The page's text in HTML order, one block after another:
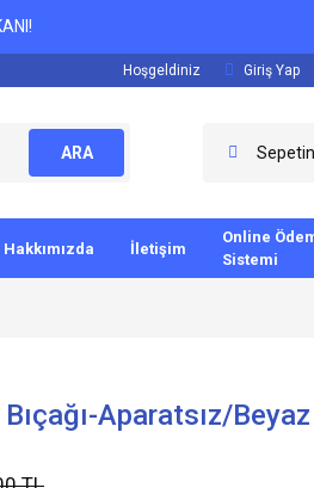
Hoşgeldiniz Giriş Yap
ARA
Hakkımızda İletişim
Online
Sistemi
Aparatsız/Beyaz